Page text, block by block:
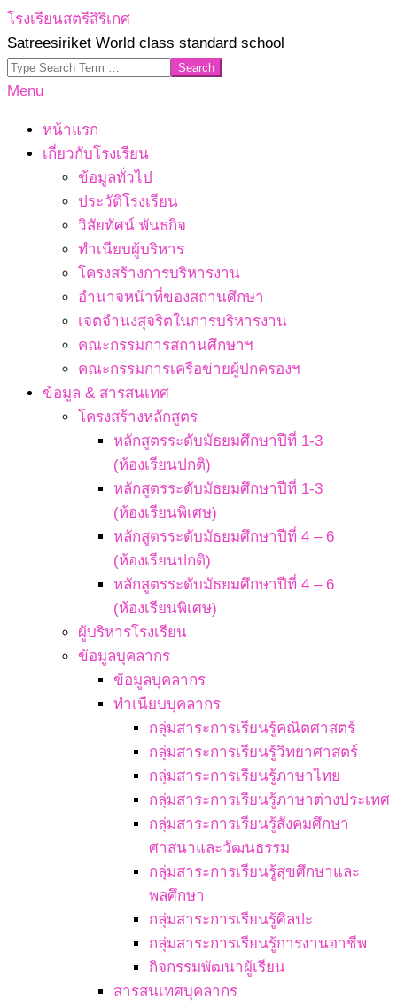
Skip
to
content
โรงเรียนสตรีสิริเกศ
Satreesiriket World class standard school
Search
Primary
Menu
Menu
หน้าแรก
เกี่ยวกับโรงเรียน
ข้อมูลทั่วไป
ประวัติโรงเรียน
วิสัยทัศน์ พันธกิจ
ทำเนียบผู้บริหาร
โครงสร้างการบริหารงาน
อำนาจหน้าที่ของสถานศึกษา
เจตจํานงสุจริตในการบริหารงาน
คณะกรรมการสถานศึกษาฯ
คณะกรรมการเครือข่ายผู้ปกครองฯ
ข้อมูล & สารสนเทศ
โครงสร้างหลักสูตร
หลักสูตรระดับมัธยมศึกษาปีที่ 1-3
(ห้องเรียนปกติ)
หลักสูตรระดับมัธยมศึกษาปีที่ 1-3
(ห้องเรียนพิเศษ)
หลักสูตรระดับมัธยมศึกษาปีที่ 4 – 6
(ห้องเรียนปกติ)
หลักสูตรระดับมัธยมศึกษาปีที่ 4 – 6
(ห้องเรียนพิเศษ)
ผู้บริหารโรงเรียน
ข้อมูลบุคลากร
ข้อมูลบุคลากร
ทำเนียบบุคลากร
กลุ่มสาระการเรียนรู้คณิตศาสตร์
กลุ่มสาระการเรียนรู้วิทยาศาสตร์
กลุ่มสาระการเรียนรู้ภาษาไทย
กลุ่มสาระการเรียนรู้ภาษาต่างประเทศ
กลุ่มสาระการเรียนรู้สังคมศึกษา
ศาสนาและวัฒนธรรม
กลุ่มสาระการเรียนรู้สุขศึกษาและ
พลศึกษา
กลุ่มสาระการเรียนรู้ศิลปะ
กลุ่มสาระการเรียนรู้การงานอาชีพ
กิจกรรมพัฒนาผู้เรียน
สารสนเทศบุคลากร